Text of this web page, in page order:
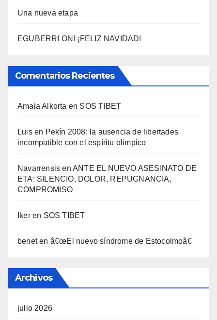
Una nueva etapa
EGUBERRI ON! ¡FELIZ NAVIDAD!
Comentarios Recientes
Amaia Alkorta en SOS TIBET
Luisen Pekí­n 2008: la ausencia de libertades
incompatible con el espí­ritu olí­mpico
Navarrensis enANTE EL NUEVO ASESINATO DE
ETA: SILENCIO, DOLOR, REPUGNANCIA,
COMPROMISO
Ikeren SOS TIBET
beneten â€œEl nuevo sí­ndrome de Estocolmoâ€
Archivos
julio 2026